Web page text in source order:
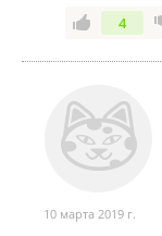
4
10 марта 2019 г.